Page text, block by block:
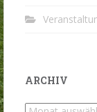
ARCHIV